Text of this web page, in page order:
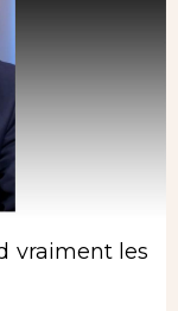
les